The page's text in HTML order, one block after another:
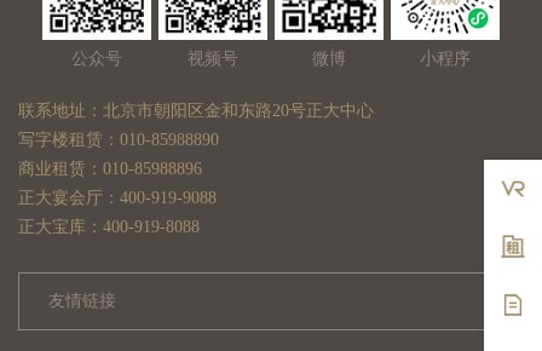
公众号 视频号 微博 小程序
联系地址：北京市朝阳区金和东路20号正大中心
写字楼租赁：010-85988890
商业租赁：010-85988896
正大宴会厅：400-919-9088
正大宝库：400-919-8088
友情链接